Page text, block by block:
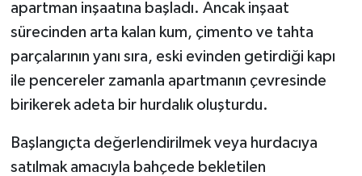
apartman inşaatına başladı. Ancak inşaat
sürecinden arta kalan kum, çimento ve tahta
parçalarının yanı sıra, eski evinden getirdiği kapı
ile pencereler zamanla apartmanın çevresinde
birikerek adeta bir hurdalık oluşturdu.
Başlangıçta değerlendirilmek veya hurdacıya
satılmak amacıyla bahçede bekletilen